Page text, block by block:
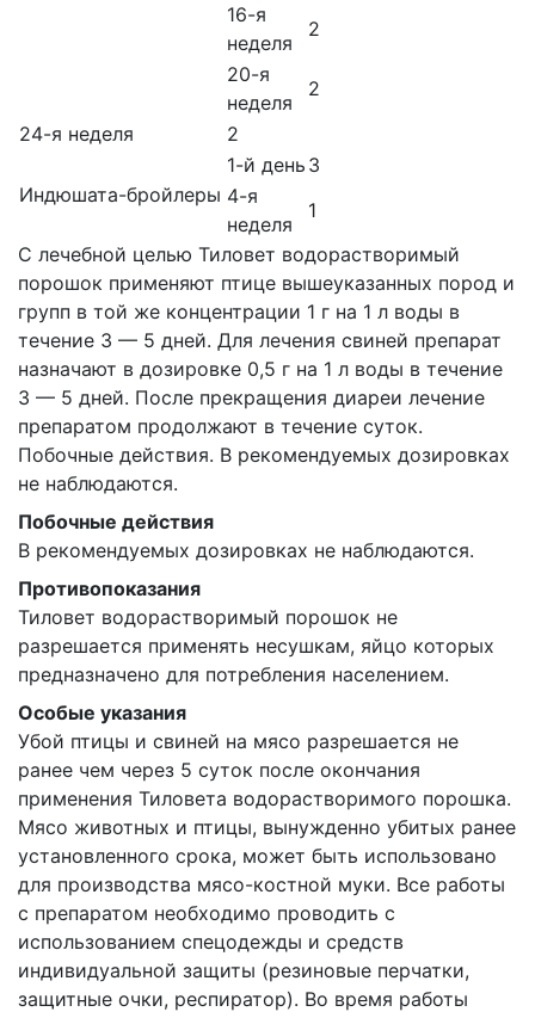
16-я
неделя
2
20-я
неделя
2
24-я неделя
2
Индюшата-бройлеры
1-й день 3
4-я
неделя
1
С лечебной целью Тиловет водорастворимый
порошок применяют птице вышеуказанных пород и
групп в той же концентрации 1 г на 1 л воды в
течение 3 — 5 дней. Для лечения свиней препарат
назначают в дозировке 0,5 г на 1 л воды в течение
3 — 5 дней. После прекращения диареи лечение
препаратом продолжают в течение суток.
Побочные действия. В рекомендуемых дозировках
не наблюдаются.
Побочные действия
В рекомендуемых дозировках не наблюдаются.
Противопоказания
Тиловет водорастворимый порошок не
разрешается применять несушкам, яйцо которых
предназначено для потребления населением.
Особые указания
Убой птицы и свиней на мясо разрешается не
ранее чем через 5 суток после окончания
применения Тиловета водорастворимого порошка.
Мясо животных и птицы, вынужденно убитых ранее
установленного срока, может быть использовано
для производства мясо-костной муки. Все работы
с препаратом необходимо проводить с
использованием спецодежды и средств
индивидуальной защиты (резиновые перчатки,
защитные очки, респиратор). Во время работы